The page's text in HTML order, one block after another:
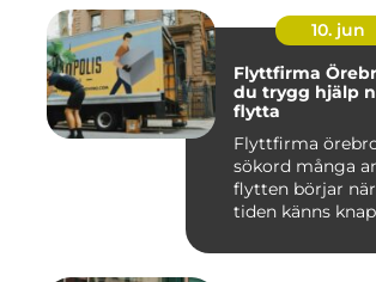
10. jun
Flyttfirma Örebro så
du trygg hjälp
flytta
Flyttfirma
sökord många
flytten börjar
tiden känns